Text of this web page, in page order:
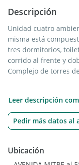
Descripción
Unidad cuatro
misma está
tres dormitorios,
corrido al frente y
Complejo de torres
reflejan
del inmueble ni las
correspondientes
Leer descripción
Pedir más datos al
Ubicación